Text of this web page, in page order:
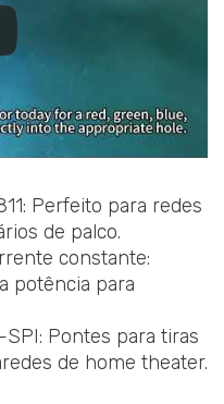
Perfeito para redes
de palco.
constante:
potência para
Pontes para tiras
de home theater.